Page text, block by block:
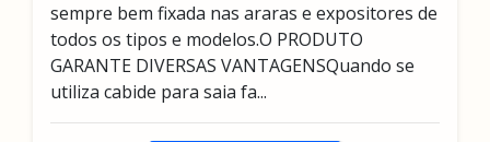
sempre bem fixada nas araras e expositores de
todos os tipos e modelos.O PRODUTO
GARANTE DIVERSAS VANTAGENSQuando se
utiliza cabide para saia fa...